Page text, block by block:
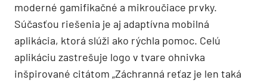
moderné gamifikačné a mikroučiace prvky.
Súčasťou riešenia je aj adaptívna mobilná
aplikácia, ktorá slúži ako rýchla pomoc. Celú
aplikáciu zastrešuje logo v tvare ohnivka
inšpirované citátom „Záchranná reťaz je len taká